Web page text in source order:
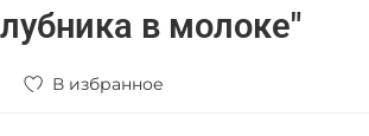
в молоке"
В избранное